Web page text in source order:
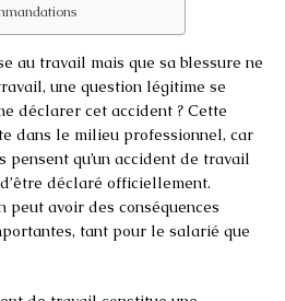
au travail mais que sa blessure ne
une question légitime se
déclarer cet accident ? Cette
dans le milieu professionnel, car
pensent qu’un accident de travail
déclaré officiellement.
peut avoir des conséquences
tant pour le salarié que